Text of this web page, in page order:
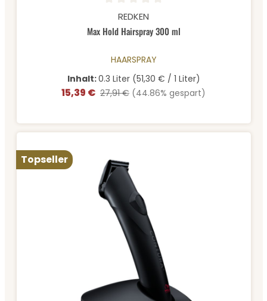
Durchschnittliche Bewertung von 0 von 5 Sternen
REDKEN
Max Hold Hairspray 300 ml
HAARSPRAY
Inhalt:0.3 Liter (51,30 € / 1 Liter)
Verkaufspreis:
15,39 € Regulärer Preis:
27,91 € (44.86% gespart)
Topseller